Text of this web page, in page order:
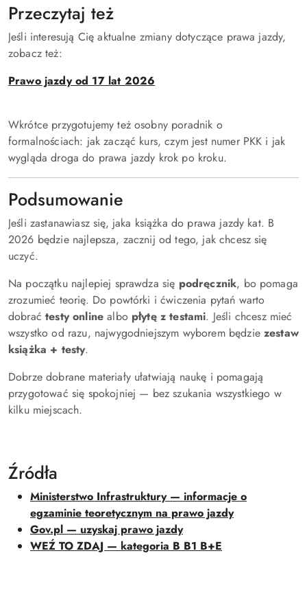
Przeczytaj też
Jeśli interesują Cię aktualne zmiany dotyczące prawa jazdy,
zobacz też:
Prawo jazdy od 17 lat 2026
Wkrótce przygotujemy też osobny poradnik o
formalnościach: jak zacząć kurs, czym jest numer PKK i jak
wygląda droga do prawa jazdy krok po kroku.
Podsumowanie
Jeśli zastanawiasz się, jaka książka do prawa jazdy kat. B
2026 będzie najlepsza, zacznij od tego, jak chcesz się
uczyć.
Na początku najlepiej sprawdza się podręcznik, bo pomaga
zrozumieć teorię. Do powtórki i ćwiczenia pytań warto
dobraćtesty online albo płytę z testami. Jeśli chcesz mieć
wszystko od razu, najwygodniejszym wyborem będziezestaw
książka + testy.
Dobrze dobrane materiały ułatwiają naukę i pomagają
przygotować się spokojniej — bez szukania wszystkiego w
kilku miejscach.
Źródła
Ministerstwo Infrastruktury — informacje o
egzaminie teoretycznym na prawo jazdy
Gov.pl — uzyskaj prawo jazdy
WEŹ TO ZDAJ — kategoria B B1 B+E